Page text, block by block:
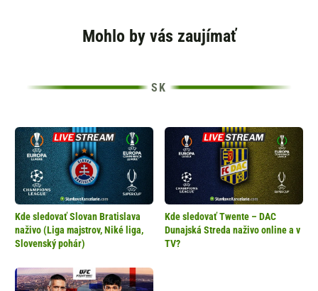
Mohlo by vás zaujímať
Kde sledovať Slovan Bratislava
naživo (Liga majstrov, Niké liga,
Slovenský pohár)
Kde sledovať Twente – DAC
Dunajská Streda naživo online a v
TV?